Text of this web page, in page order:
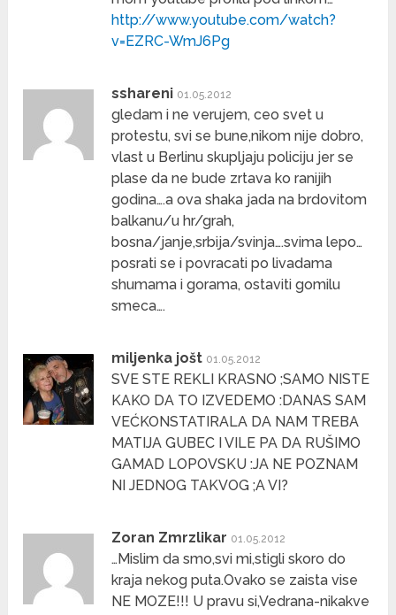
http://www.youtube.com/watch?
v=EZRC-WmJ6Pg
sshareni 01.05.2012
gledam i ne verujem, ceo svet u
protestu, svi se bune,nikom nije dobro,
vlast u Berlinu skupljaju policiju jer se
plase da ne bude zrtava ko ranijih
godina….a ova shaka jada na brdovitom
balkanu/u hr/grah,
bosna/janje,srbija/svinja….svima lepo…
posrati se i povracati po livadama
shumama i gorama, ostaviti gomilu
smeca….
miljenka jošt 01.05.2012
SVE STE REKLI KRASNO ;SAMO NISTE
KAKO DA TO IZVEDEMO :DANAS SAM
VEĆKONSTATIRALA DA NAM TREBA
MATIJA GUBEC I VILE PA DA RUŠIMO
GAMAD LOPOVSKU :JA NE POZNAM
NI JEDNOG TAKVOG ;A VI?
Zoran Zmrzlikar 01.05.2012
…Mislim da smo,svi mi,stigli skoro do
kraja nekog puta.Ovako se zaista vise
NE MOZE!!! U pravu si,Vedrana-nikakve